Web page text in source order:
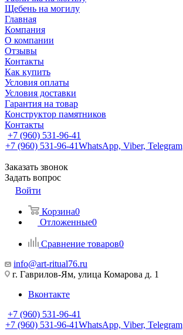
Щебень на могилу
Главная
Компания
О компании
Отзывы
Контакты
Как купить
Условия оплаты
Условия доставки
Гарантия на товар
Конструктор памятников
Контакты
+7 (960) 531-96-41
+7 (960) 531-96-41WhatsApp, Viber, Telegram
Заказать звонок
Задать вопрос
Войти
Корзина0
Отложенные0
Сравнение товаров0
info@art-ritual76.ru
г. Гаврилов-Ям, улица Комарова д. 1
Вконтакте
+7 (960) 531-96-41
+7 (960) 531-96-41WhatsApp, Viber, Telegram